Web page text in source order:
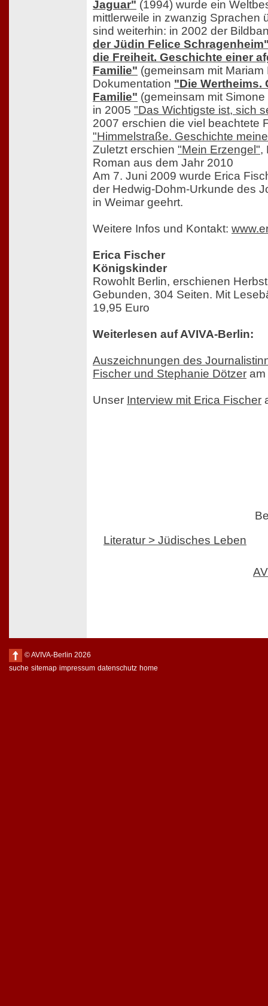
Jaguar" (1994) wurde ein
mittlerweile in zwanzig Sprachen
sind weiterhin: in 2002 der
der Jüdin Felice
die Freiheit. Geschichte einer
Familie" (gemeinsam mit
Dokumentation "Die Wertheims.
Familie" (gemeinsam mit
in 2005 "Das Wichtigste ist, sich
2007 erschien die viel beachtete
"Himmelstraße. Geschichte
Zuletzt erschien "Mein Erzengel",
Roman aus dem Jahr 2010
Am 7. Juni 2009 wurde Erica
der Hedwig-Dohm-Urkunde des
in Weimar geehrt.
Weitere Infos und Kontakt:
Erica Fischer
Königskinder
Rowohlt Berlin, erschienen
Gebunden, 304 Seiten. Mit
19,95 Euro
Weiterlesen auf AVIVA-Berlin:
Auszeichnungen des
Fischer und Stephanie Dötzer am
Unser Interview mit Erica Fischer
Literatur > Jüdisches Leben
© AVIVA-Berlin 2026
suche sitemap impressum datenschutz home